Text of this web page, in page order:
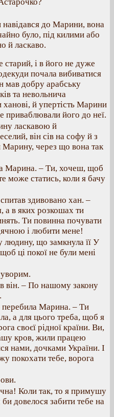
навідався до Марини, вона
було, під килими або
й ласкаво.
і в його не дуже
почала вибиватися
мав добру арабську
та невольнича
ханові, й упертість Марини
приваблювали його до неї.
ласкавою й
він сів на софу й з
Марину, через що вона так
Марина. – Ти, хочеш, щоб
може статись, коли я бачу
здивовано хан. –
а в яких розкошах ти
Ти повинна почувати
і любити мене!
людину, що замкнула її У
ці покої не були мені
він. – По нашому закону
Марина. – Ти
а для цього треба, щоб я
своєї рідної країни. Ви,
кров, жили працею
нами, дочками України. І
покохати тебе, ворога
Коли так, то я примушу
довелося забити тебе на